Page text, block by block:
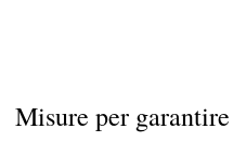
Misure per